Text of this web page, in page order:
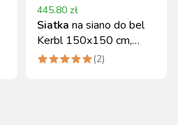
445.80 zł
Siatka na siano do bel
Kerbl 150x150 cm,
zielony
(2)